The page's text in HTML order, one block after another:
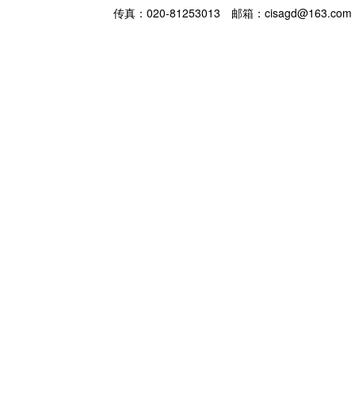
传真：020-81253013
邮箱：cisagd@163.com